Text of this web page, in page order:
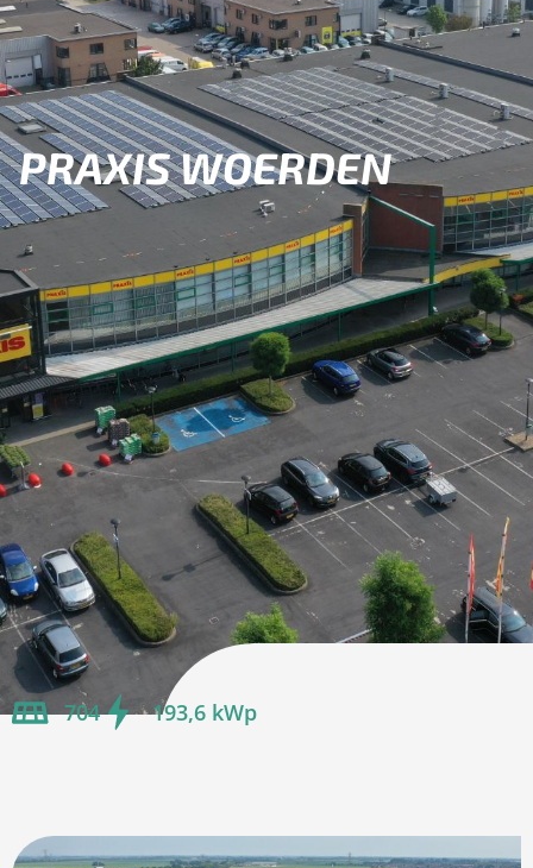
PRAXIS WOERDEN
704 193,6 kWp